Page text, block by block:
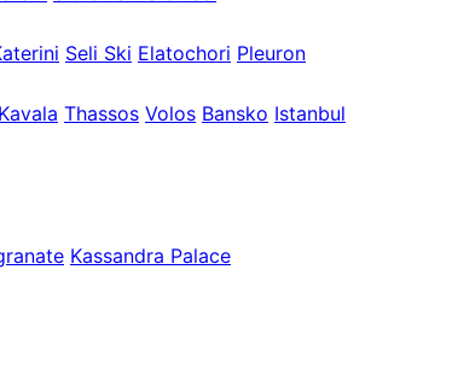
Seli Ski Elatochori Pleuron
Kavala Thassos Volos Bansko Istanbul
Kassandra Palace